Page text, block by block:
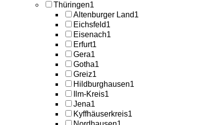
Thüringen1
Altenburger Land1
Eichsfeld1
Eisenach1
Erfurt1
Gera1
Gotha1
Greiz1
Hildburghausen1
Ilm-Kreis1
Jena1
Kyffhäuserkreis1